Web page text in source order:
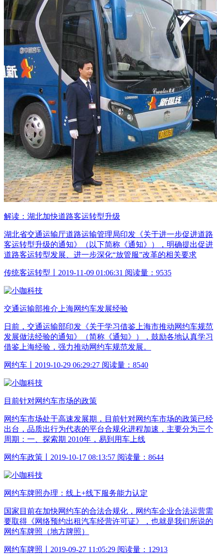
解读：湖北加快道路客运转型升级
湖北省交通运输厅道路运输管理局印发《关于进一步促进道路
客运转型升级的通知》（以下简称《通知》），明确提出促进
道路客运转型发展、进一步深化“放管服”改革的相关要求
传统客运转型丨2019-11-09 01:06:31 阅读量：9535
交通运输部推介上海网约车发展经验
日前，交通运输部印发《关于学习借鉴上海市推动网约车规范
发展做法经验的通知》（简称《通知》），鼓励各地认真学习
借鉴上海经验，强力推动网约车规范发展。
网约车丨2019-10-29 06:29:27 阅读量：8540
目前针对网约车市场的政策
网约车市场处于高速发展期，目前针对网约车市场的政策已经
出台，品质出行为代表的平台合规化进程加速，主要分为三个
周期：一、探索期 2010年，易到用车上线
网约车政策丨2019-10-17 08:13:57 阅读量：8644
网约车牌照办理：线上+线下服务能力认定
国家目前在加快网约车的合法合规化，网约车企业合法运营需
要取得《网络预约出租汽车经营许可证》，也就是我们所说的
网约车牌照（地方牌照）
网约车牌照丨2019-09-27 11:05:29 阅读量：12913